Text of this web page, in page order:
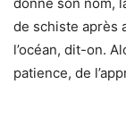
de schiste après
l’océan, dit-on.
patience, de